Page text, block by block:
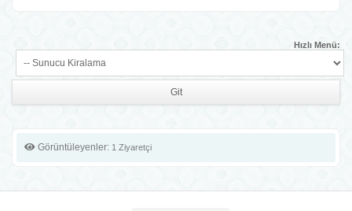
Hızlı Menü:
Görüntüleyenler: 1 Ziyaretçi